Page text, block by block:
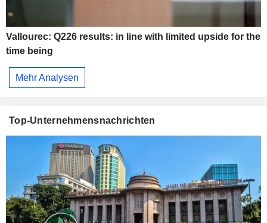
Vallourec: Q226 results: in line with limited upside for the
time being
Mehr Analysen
Top-Unternehmensnachrichten